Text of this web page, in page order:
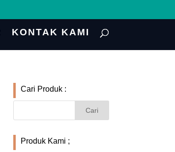
KONTAK KAMI
Cari Produk :
Produk Kami ;